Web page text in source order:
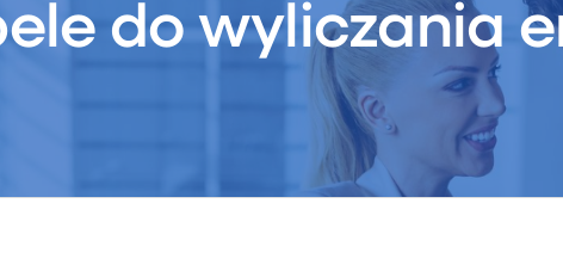
do wyliczania